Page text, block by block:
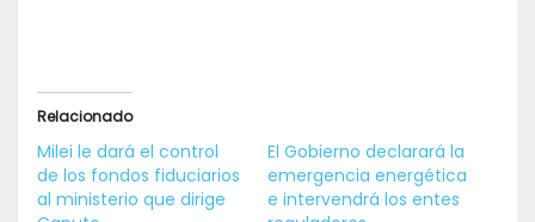
Relacionado
Milei le dará el control
de los fondos fiduciarios
al ministerio que dirige
El Gobierno declarará la
emergencia energética
e intervendrá los entes